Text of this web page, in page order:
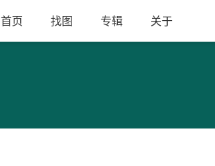
首页 找图 专辑 关于